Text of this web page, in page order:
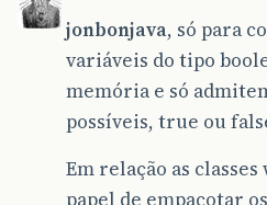
jonbonjava, só para
variáveis do tipo
memória e só
possíveis, true ou
Em relação as
papel de empacotar